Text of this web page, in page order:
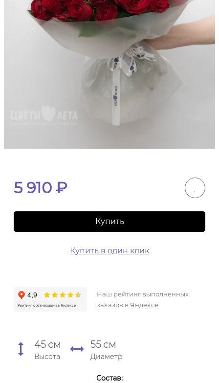
5 910 ₽
Купить
Купить в один клик
Наш рейтинг выполненных
заказов в Яндексе
45 см
Высота
55 см
Диаметр
Состав: